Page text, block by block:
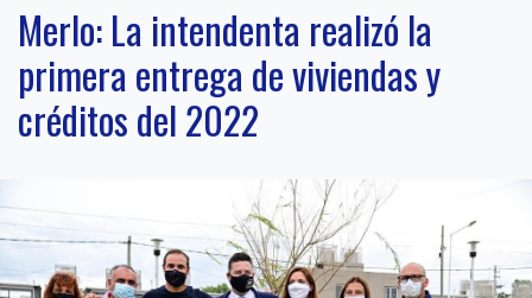
Merlo: La intendenta realizó la
primera entrega de viviendas y
créditos del 2022